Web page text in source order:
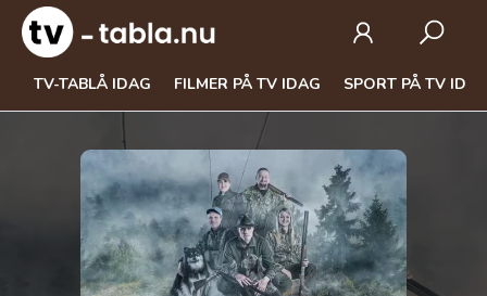
TV-TABLÅ IDAG FILMER PÅ TV IDAG SPORT PÅ TV